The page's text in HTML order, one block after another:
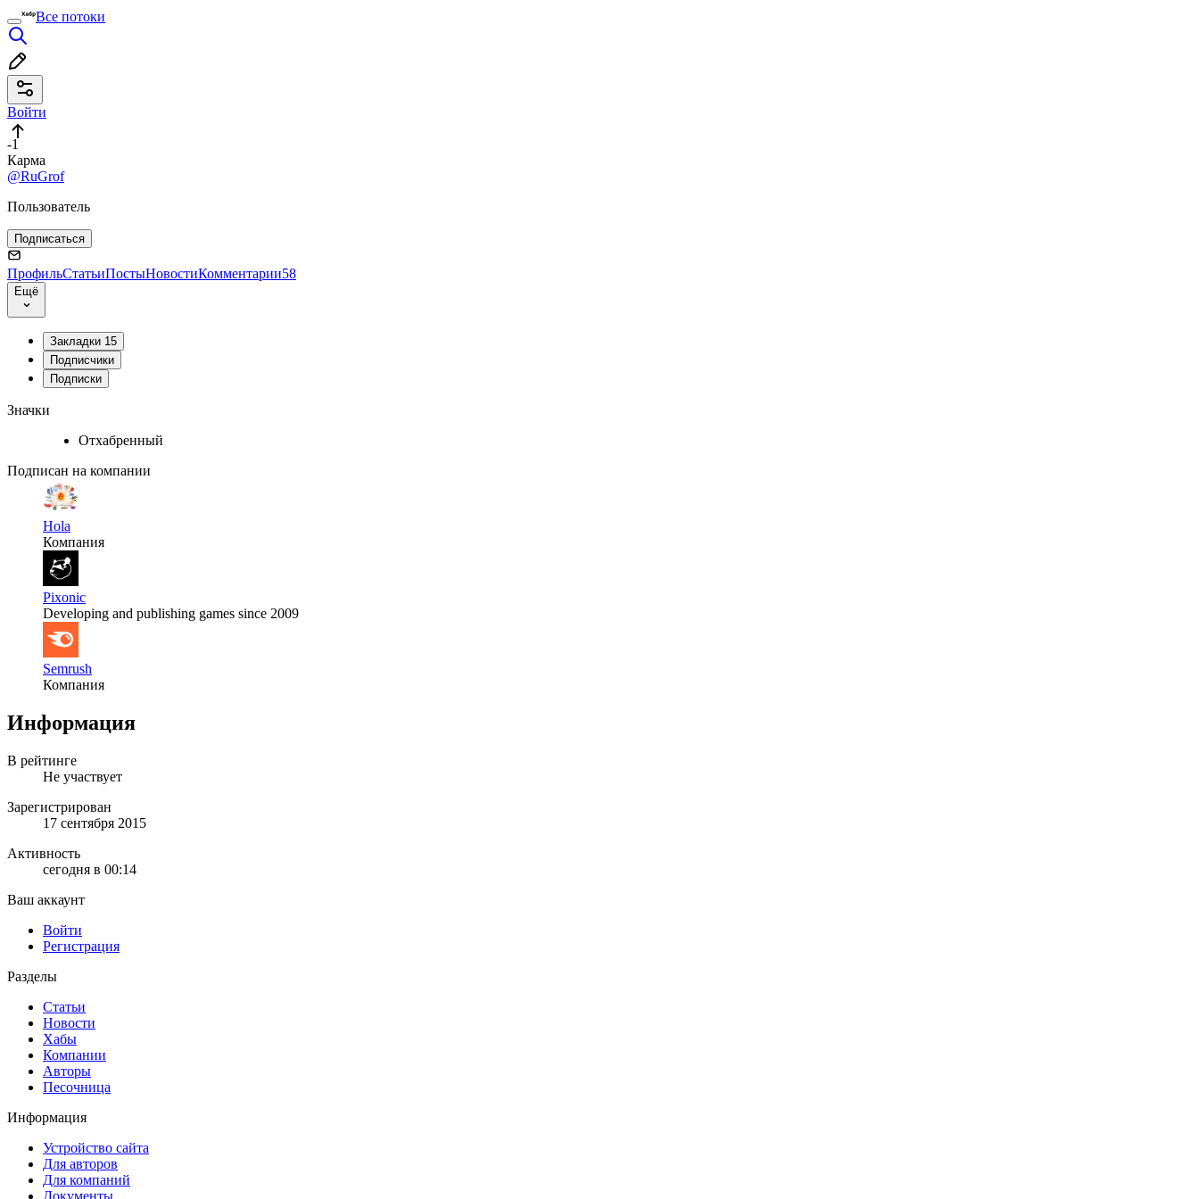
Все потоки
Войти
-1
Карма
@RuGrof
Пользователь
Подписаться
ПрофильСтатьиПостыНовостиКомментарии58
Ещё
Закладки 15
Подписчики
Подписки
Значки
Отхабренный
Подписан на компании
Hola
Компания
Pixonic
Developing and publishing games since 2009
Semrush
Компания
Информация
В рейтинге
Не участвует
Зарегистрирован
17 сентября 2015
Активность
сегодня в 00:14
Ваш аккаунт
Войти
Регистрация
Разделы
Статьи
Новости
Хабы
Компании
Авторы
Песочница
Информация
Устройство сайта
Для авторов
Для компаний
Документы